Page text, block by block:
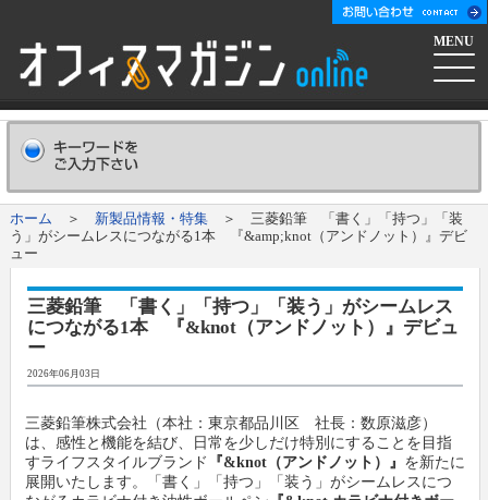
MENU
ホーム
会社概要Company
広告掲載について
新聞購読申し込み Subscribe
コンテンツ
オフマガニュース
メーカー発信ニュースリリース
業界情報リンク集
メーカー
オフィスマガジン社について
ホーム ＞ 新製品情報・特集＞ 三菱鉛筆 「書く」「持つ」「装
う」がシームレスにつながる1本 『&amp;knot（アンドノット）』デビ
ュー
三菱鉛筆 「書く」「持つ」「装う」がシームレス
につながる1本 『&knot（アンドノット）』デビュ
ー
2026年06月03日
三菱鉛筆株式会社（本社：東京都品川区 社長：数原滋彦）
は、感性と機能を結び、日常を少しだけ特別にすることを目指
すライフスタイルブランド
『&knot（アンドノット）』 を新たに
展開いたします。「書く」「持つ」「装う」がシームレスにつ